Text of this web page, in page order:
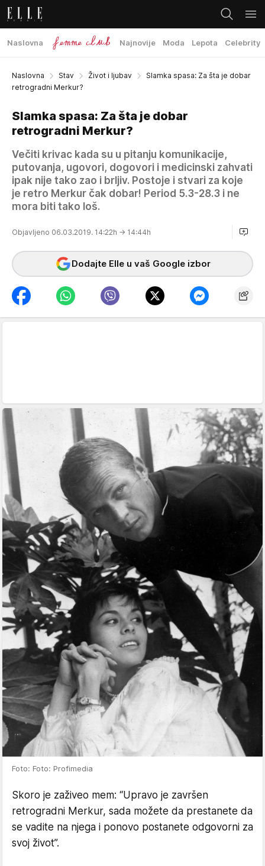
Naslovna Najnovije Moda Lepota Celebrity
Naslovna Stav Život i ljubav
Slamka spasa: Za šta je dobar
retrogradni Merkur?
Slamka spasa: Za šta je dobar
retrogradni Merkur?
Večiti krivac kada su u pitanju komunikacije,
putovanja, ugovori, dogovori i medicinski zahvati
ipak nije tako zao i brljiv. Postoje i stvari za koje
je retro Merkur čak dobar! Period 5.3-28.3 i ne
mora biti tako loš.
Objavljeno 06.03.2019. 14:22h → 14:44h
Dodajte Elle u vaš Google izbor
Foto: Foto: Profimedia
Skoro je zaživeo mem: “Upravo je završen
retrogradni Merkur, sada možete da prestanete da
se vadite na njega i ponovo postanete odgovorni za
svoj život”.